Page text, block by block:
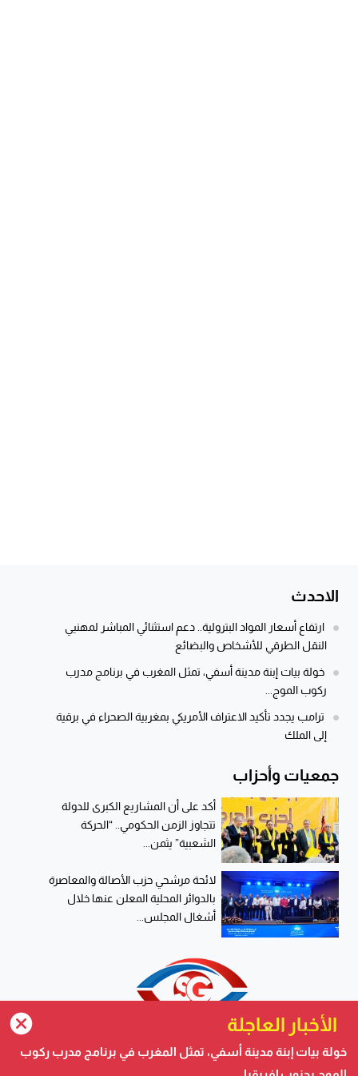
الاحدث
ارتفاع أسعار المواد البترولية.. دعم استثنائي المباشر لمهنيي
النقل الطرقي للأشخاص والبضائع
خولة بيات إبنة مدينة أسفي، تمثل المغرب في برنامج مدرب
ركوب الموج...
ترامب يجدد تأكيد الاعتراف الأمريكي بمغربية الصحراء في برقية
إلى الملك
جمعيات وأحزاب
أكد على أن المشاريع الكبرى للدولة
تتجاوز الزمن الحكومي.. “الحركة
الشعبية” يثمن...
لائحة مرشحي حزب الأصالة والمعاصرة
بالدوائر المحلية المعلن عنها خلال
أشغال المجلس...
الأخبار العاجلة
خولة بيات إبنة مدينة أسفي، تمثل المغرب في برنامج مدرب ركوب